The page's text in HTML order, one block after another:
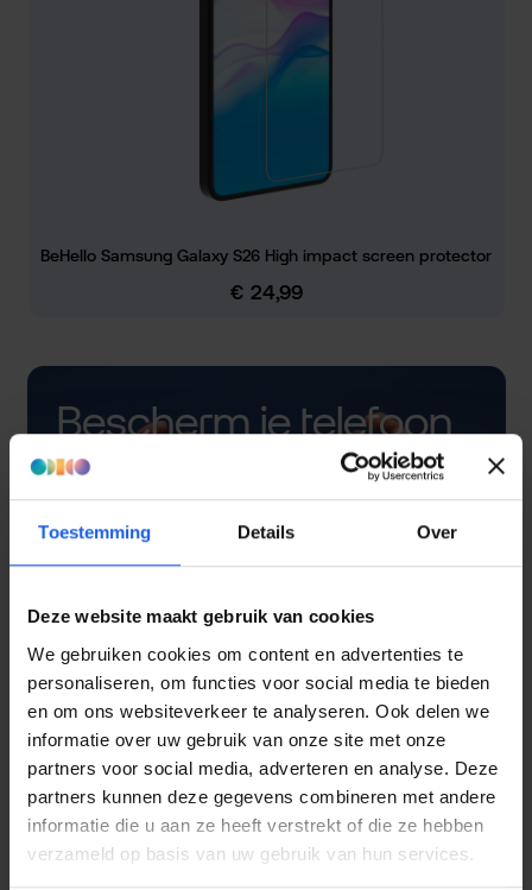
Toestemming Details Over
Deze website maakt gebruik van cookies
We gebruiken cookies om content en advertenties te
personaliseren, om functies voor social media te bieden
en om ons websiteverkeer te analyseren. Ook delen we
informatie over uw gebruik van onze site met onze
partners voor social media, adverteren en analyse. Deze
partners kunnen deze gegevens combineren met andere
informatie die u aan ze heeft verstrekt of die ze hebben
verzameld op basis van uw gebruik van hun services.
BeHello Samsung Galaxy S26 High impact screen protector
Normale prijs:
€ 24,99
Bescherm je telefoon
met een hoesje